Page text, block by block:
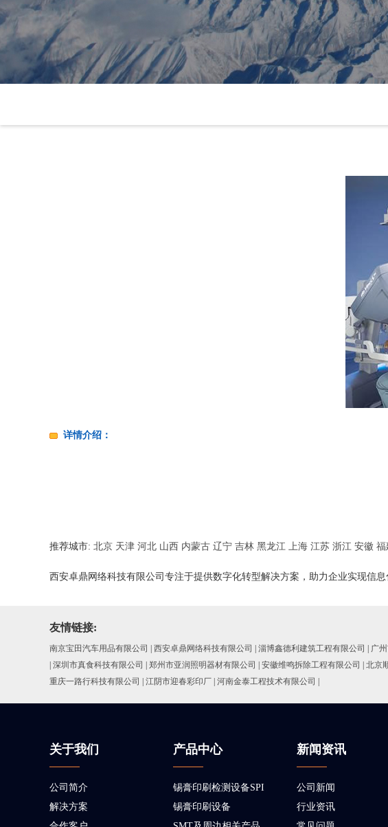
详情介绍：
推荐城市: 北京 天津 河北 山西 内蒙古 辽宁 吉林 黑龙江 上海 江苏 浙江 安徽 福
西安卓鼎网络科技有限公司专注于提供数字化转型解决方案，助力企业实现信
友情链接:
南京宝田汽车用品有限公司 西安卓鼎网络科技有限公司 淄博鑫德利建筑工程有限公司 广
深圳市真食科技有限公司 郑州市亚润照明器材有限公司 安徽维鸣拆除工程有限公司 北京
重庆一路行科技有限公司
江阴市迎春彩印厂 河南金泰工程技术有限公司
关于我们
公司简介
解决方案
产品中心
锡膏印刷检测设备SPI
锡膏印刷设备
新闻资讯
公司新闻
行业资讯